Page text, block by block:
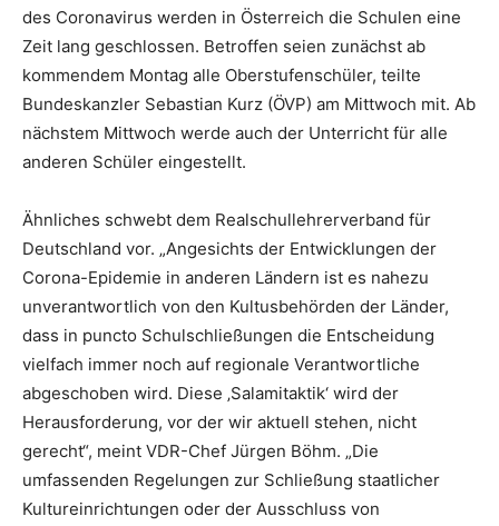
des Coronavirus werden in Österreich die Schulen eine
Zeit lang geschlossen. Betroffen seien zunächst ab
kommendem Montag alle Oberstufenschüler, teilte
Bundeskanzler Sebastian Kurz (ÖVP) am Mittwoch mit. Ab
nächstem Mittwoch werde auch der Unterricht für alle
anderen Schüler eingestellt.
Ähnliches schwebt dem Realschullehrerverband für
Deutschland vor. „Angesichts der Entwicklungen der
Corona-Epidemie in anderen Ländern ist es nahezu
unverantwortlich von den Kultusbehörden der Länder,
dass in puncto Schulschließungen die Entscheidung
vielfach immer noch auf regionale Verantwortliche
abgeschoben wird. Diese ‚Salamitaktik‘ wird der
Herausforderung, vor der wir aktuell stehen, nicht
gerecht“, meint VDR-Chef Jürgen Böhm. „Die
umfassenden Regelungen zur Schließung staatlicher
Kultureinrichtungen oder der Ausschluss von